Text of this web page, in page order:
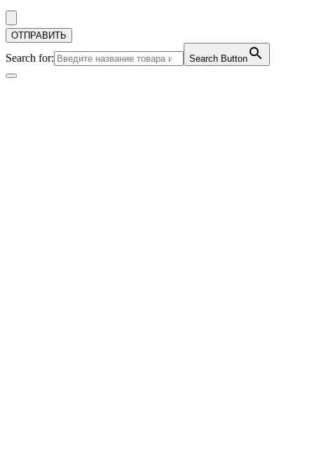
Search for: Search Button